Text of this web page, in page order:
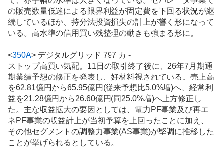
の販売数量低迷による限界利益が固定費を下回る状況が継
続しているほか、持分法投資損失の計上が響く形になって
いる。高水準の信用買い残整理の動きも強まる形に。
<350A> デジタルグリッド 797 カ -
ストップ高買い気配。11日の取引終了後に、26年7月期通
期業績予想の修正を発表し、好材料視されている。売上高
を62.81億円から65.95億円(従来予想比5.0%増)へ、経常利
益を21.28億円から26.60億円(同25.0%増)へ上方修正し
た。主な収益拡大の要因としては、電力PF事業及び再エ
ネPF事業の収益計上が当初予算を上回ったことに加え、
その他セグメントの調整力事業(AS事業)が堅調に推移した
ことが挙げられるとしている。